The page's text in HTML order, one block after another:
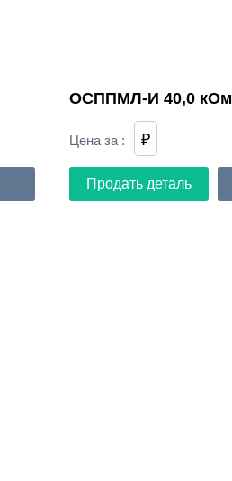
ОСППМЛ-И 40,0 кОм
Цена за : ₽
Продать деталь